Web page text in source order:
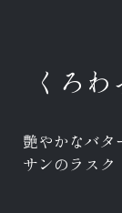
くろ
艶やかなバタ
サンのラスク